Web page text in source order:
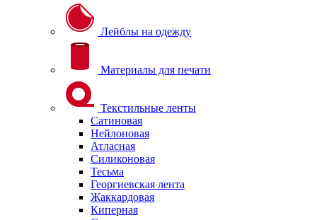
Лейблы на одежду
Материалы для печати
Текстильные ленты
Сатиновая
Нейлоновая
Атласная
Силиконовая
Тесьма
Георгиевская лента
Жаккардовая
Киперная